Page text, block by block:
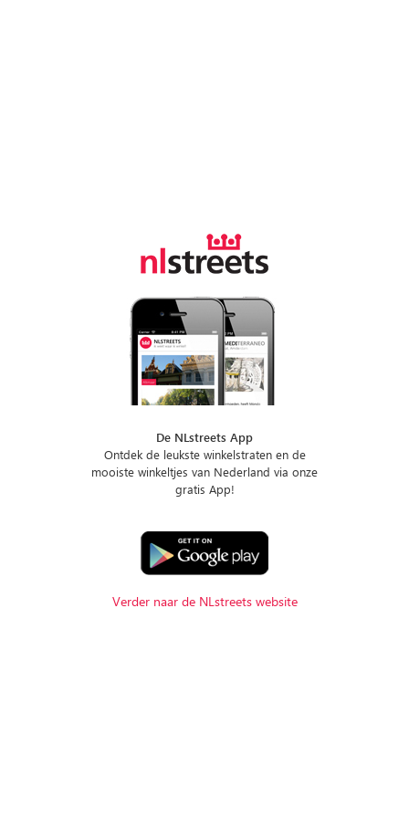
De NLstreets App
Ontdek de leukste winkelstraten en de
mooiste winkeltjes van Nederland via onze
gratis App!
Verder naar de NLstreets website